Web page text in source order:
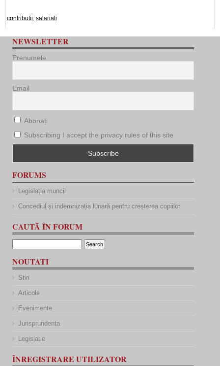
contributii, salariati
NEWSLETTER
Prenumele
Email
Abonați
Subscribing I accept the privacy rules of this site
FORUMS
Legislația muncii
Concediul și indemnizația lunară pentru creșterea copiilor
CAUTĂ ÎN FORUM
NOUTATI
Stiri
Articole
Evenimente
Jurisprundenta
Legislatie
ÎNREGISTRARE UTILIZATOR